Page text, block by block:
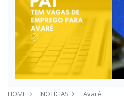
HOME NOTÍCIAS Avaré